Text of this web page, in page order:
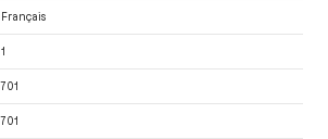
Français
1
701
701